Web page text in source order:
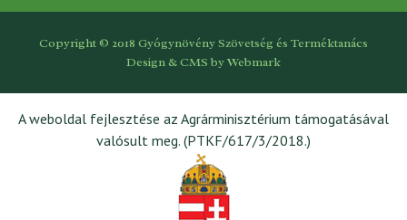
Copyright © 2018 Gyógynövény Szövetség és Terméktanács
Design & CMS byWebmark
A weboldal fejlesztése az Agrárminisztérium támogatásával
valósult meg. (PTKF/617/3/2018.)